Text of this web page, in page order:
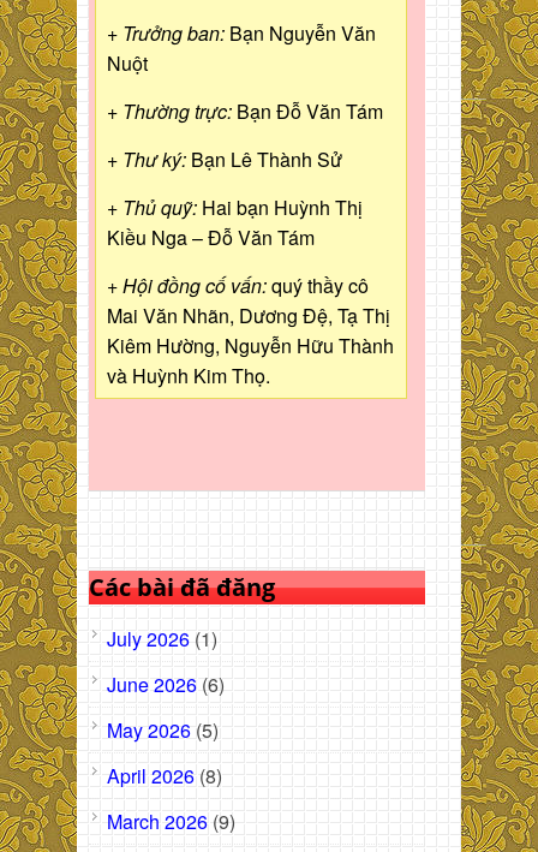
+ Trưởng ban: Bạn Nguyễn Văn
Nuột
+ Thường trực: Bạn Đỗ Văn Tám
+ Thư ký: Bạn Lê Thành Sử
+ Thủ quỹ: Hai bạn Huỳnh Thị
Kiều Nga – Đỗ Văn Tám
+ Hội đồng cố vấn:quý thầy cô
Mai Văn Nhãn, Dương Đệ, Tạ Thị
Kiêm Hường, Nguyễn Hữu Thành
và Huỳnh Kim Thọ.
Các bài đã đăng
July 2026 (1)
June 2026 (6)
May 2026 (5)
April 2026 (8)
March 2026 (9)